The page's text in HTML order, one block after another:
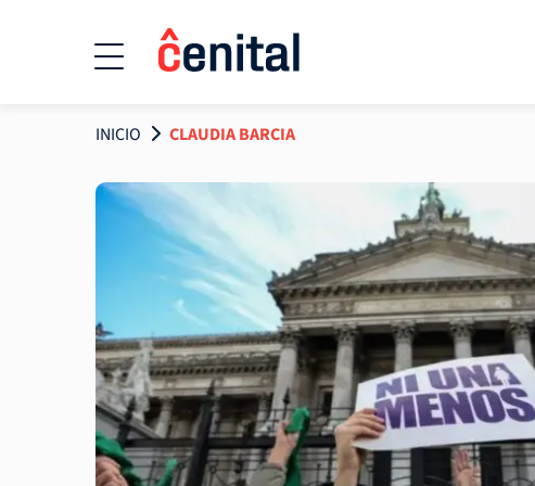
INICIO CLAUDIA BARCIA